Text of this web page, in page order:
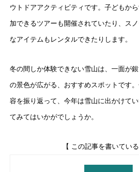
ウトドアアクティビティです。子どもか
加できるツアーも開催されていたり、ス
なアイテムもレンタルできたりします。
冬の間しか体験できない雪山は、一面が
の景色が広がる、おすすめスポットです
容を振り返って、今年は雪山に出かけて
てみてはいかがでしょうか。
【 この記事を書いている